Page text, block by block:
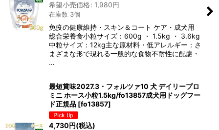
希望小売価格: 1,980円
在庫数 3個
免疫の健康維持・スキン＆コート ケア・成犬用
総合栄養食小粒サイズ：600g ・ 1.5kg ・ 3.6kg
中粒サイズ：12kg主な原材料・低アレルギー：さ
まざまな形で現れる一般的な食物不耐性に配慮・
…
最短賞味2027.3・フォルツァ10 犬 デイリープロ
ミニ ホース小粒1.5kg/fo13857成犬用ドッグフー
ド正規品 [fo13857]
4,730円(税込)